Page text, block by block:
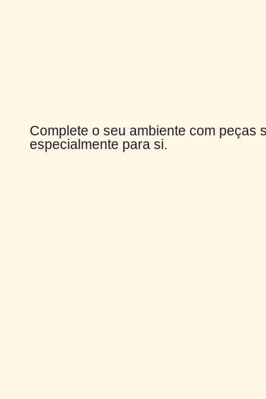
Complete o seu ambiente com peças
especialmente para si.